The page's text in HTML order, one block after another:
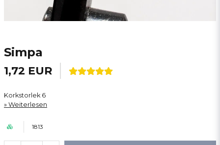
Simpa
1,72 EUR
Korkstorlek 6
Weiterlesen
1813